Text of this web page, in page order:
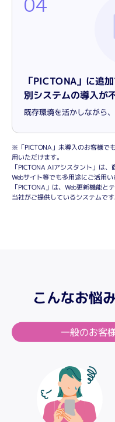
「PICTONA」に追加
別システムの導入が
既存環境を活かしながら
※「PICTONA」未導入のお客様で
用いただけます。
「PICTONA AIアシスタント」は
Webサイト等でも多用途にご活用い
「PICTONA」は、Web更新機能と
当社がご提供しているシステムです
こんなお悩
一般のお客